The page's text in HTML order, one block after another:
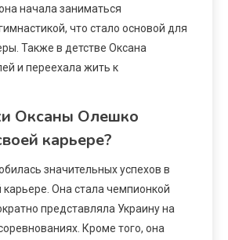
начала заниматься
что стало основой для
Также в детстве Оксана
и переехала жить к
Оксаны Олешко
карьере?
значительных успехов в
карьере. Она стала чемпионкой
представляла Украину на
Кроме того, она